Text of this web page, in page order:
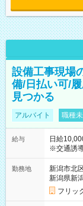
設備工事現場
備/日払い可/
見つかる
アルバイト 職種
給与
日給
※交通誘
【試用期
勤務地
新潟市北
新潟県新
フリッ